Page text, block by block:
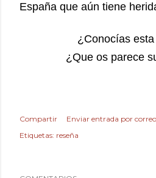
España que aún tiene
¿Conocías
¿Que os parece
Compartir
Enviar entrada por
Etiquetas: reseña